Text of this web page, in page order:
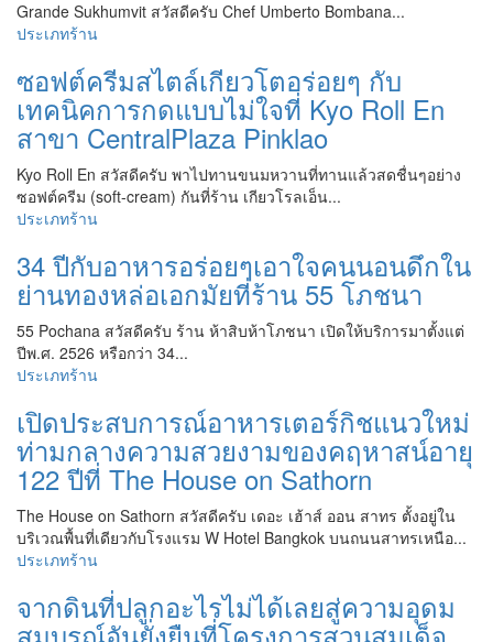
Grande Sukhumvit สวัสดีครับ Chef Umberto Bombana...
ประเภทร้าน
ซอฟต์ครีมสไตล์เกียวโตอร่อยๆ กับ
เทคนิคการกดแบบไม่ใจที่ Kyo Roll En
สาขา CentralPlaza Pinklao
Kyo Roll En สวัสดีครับ พาไปทานขนมหวานที่ทานแล้วสดชื่นๆอย่าง
ซอฟต์ครีม (soft-cream) กันที่ร้าน เกียวโรลเอ็น...
ประเภทร้าน
34 ปีกับอาหารอร่อยๆเอาใจคนนอนดึกใน
ย่านทองหล่อเอกมัยที่ร้าน 55 โภชนา
55 Pochana สวัสดีครับ ร้าน ห้าสิบห้าโภชนา เปิดให้บริการมาตั้งแต่
ปีพ.ศ. 2526 หรือกว่า 34...
ประเภทร้าน
เปิดประสบการณ์อาหารเตอร์กิชแนวใหม่
ท่ามกลางความสวยงามของคฤหาสน์อายุ
122 ปีที่ The House on Sathorn
The House on Sathorn สวัสดีครับ เดอะ เฮ้าส์ ออน สาทร ตั้งอยู่ใน
บริเวณพื้นที่เดียวกับโรงแรม W Hotel Bangkok บนถนนสาทรเหนือ...
ประเภทร้าน
จากดินที่ปลูกอะไรไม่ได้เลยสู่ความอุดม